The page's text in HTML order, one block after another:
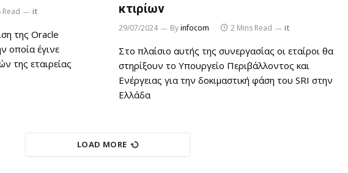
Read it
της Oracle
οποία έγινε
της εταιρείας
κτιρίων
29/07/2024 Byinfocom 2 Mins Read it
Στο πλαίσιο αυτής της συνεργασίας οι εταίροι θα
στηρίξουν το Υπουργείο Περιβάλλοντος και
Ενέργειας για την δοκιμαστική φάση του SRI στην
Ελλάδα
LOAD MORE